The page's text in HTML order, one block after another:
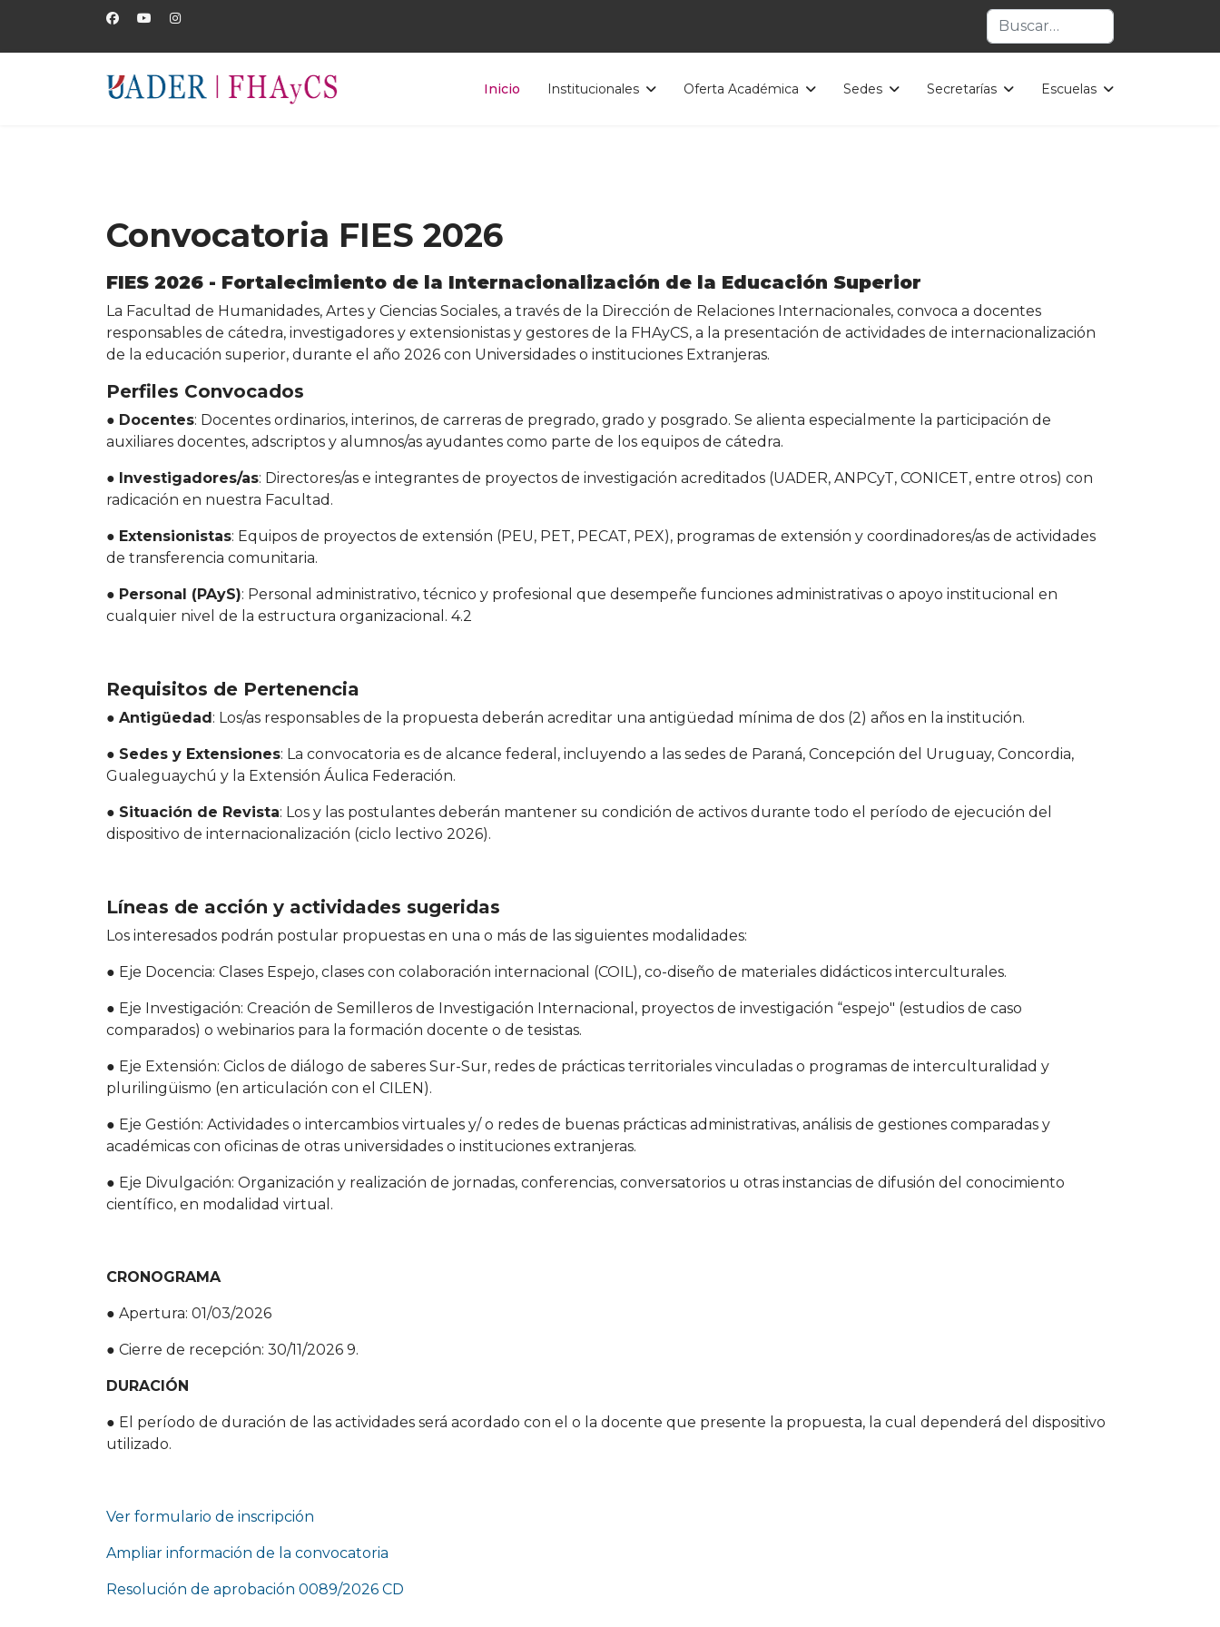
Buscar
Inicio Institucionales Oferta Académica Sedes Secretarías Escuelas
Convocatoria FIES 2026
FIES 2026 - Fortalecimiento de la Internacionalización de la Educación Superior
La Facultad de Humanidades, Artes y Ciencias Sociales, a través de la Dirección de Relaciones Internacionales, convoca a docentes
responsables de cátedra, investigadores y extensionistas y gestores de la FHAyCS, a la presentación de actividades de internacionalización
de la educación superior, durante el año 2026 con Universidades o instituciones Extranjeras.
Perfiles Convocados
● Docentes: Docentes ordinarios, interinos, de carreras de pregrado, grado y posgrado. Se alienta especialmente la participación de
auxiliares docentes, adscriptos y alumnos/as ayudantes como parte de los equipos de cátedra.
● Investigadores/as: Directores/as e integrantes de proyectos de investigación acreditados (UADER, ANPCyT, CONICET, entre otros) con
radicación en nuestra Facultad.
● Extensionistas: Equipos de proyectos de extensión (PEU, PET, PECAT, PEX), programas de extensión y coordinadores/as de actividades
de transferencia comunitaria.
● Personal (PAyS): Personal administrativo, técnico y profesional que desempeñe funciones administrativas o apoyo institucional en
cualquier nivel de la estructura organizacional. 4.2
Requisitos de Pertenencia
● Antigüedad: Los/as responsables de la propuesta deberán acreditar una antigüedad mínima de dos (2) años en la institución.
● Sedes y Extensiones: La convocatoria es de alcance federal, incluyendo a las sedes de Paraná, Concepción del Uruguay, Concordia,
Gualeguaychú y la Extensión Áulica Federación.
● Situación de Revista: Los y las postulantes deberán mantener su condición de activos durante todo el período de ejecución del
dispositivo de internacionalización (ciclo lectivo 2026).
Líneas de acción y actividades sugeridas
Los interesados podrán postular propuestas en una o más de las siguientes modalidades:
● Eje Docencia: Clases Espejo, clases con colaboración internacional (COIL), co-diseño de materiales didácticos interculturales.
● Eje Investigación: Creación de Semilleros de Investigación Internacional, proyectos de investigación “espejo" (estudios de caso
comparados) o webinarios para la formación docente o de tesistas.
● Eje Extensión: Ciclos de diálogo de saberes Sur-Sur, redes de prácticas territoriales vinculadas o programas de interculturalidad y
plurilingüismo (en articulación con el CILEN).
● Eje Gestión: Actividades o intercambios virtuales y/ o redes de buenas prácticas administrativas, análisis de gestiones comparadas y
académicas con oficinas de otras universidades o instituciones extranjeras.
● Eje Divulgación: Organización y realización de jornadas, conferencias, conversatorios u otras instancias de difusión del conocimiento
científico, en modalidad virtual.
CRONOGRAMA
● Apertura: 01/03/2026
● Cierre de recepción: 30/11/2026 9.
DURACIÓN
● El período de duración de las actividades será acordado con el o la docente que presente la propuesta, la cual dependerá del dispositivo
utilizado.
Ver formulario de inscripción
Ampliar información de la convocatoria
Resolución de aprobación 0089/2026 CD